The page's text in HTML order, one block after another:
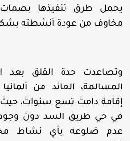
يحمل طرق تنفيذها بصمات
مخاوف من عودة أنشطته
وتصاعدت حدة القلق بعد
المسالمة، العائد من
إقامة دامت تسع سنوات، حيث
في حي طريق السد دون وجود
عدم ضلوعه بأي نشاط